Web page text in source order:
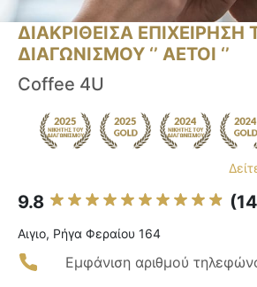
ΔΙΑΚΡΙΘΕΙΣΑ ΕΠΙΧΕΙΡΗΣΗ
ΔΙΑΓΩΝΙΣΜΟΥ ‘’ ΑΕΤΟΙ ‘’
Coffee 4U
9.8
Αιγιο, Ρήγα Φεραίου 164
Εμφάνιση αριθμού